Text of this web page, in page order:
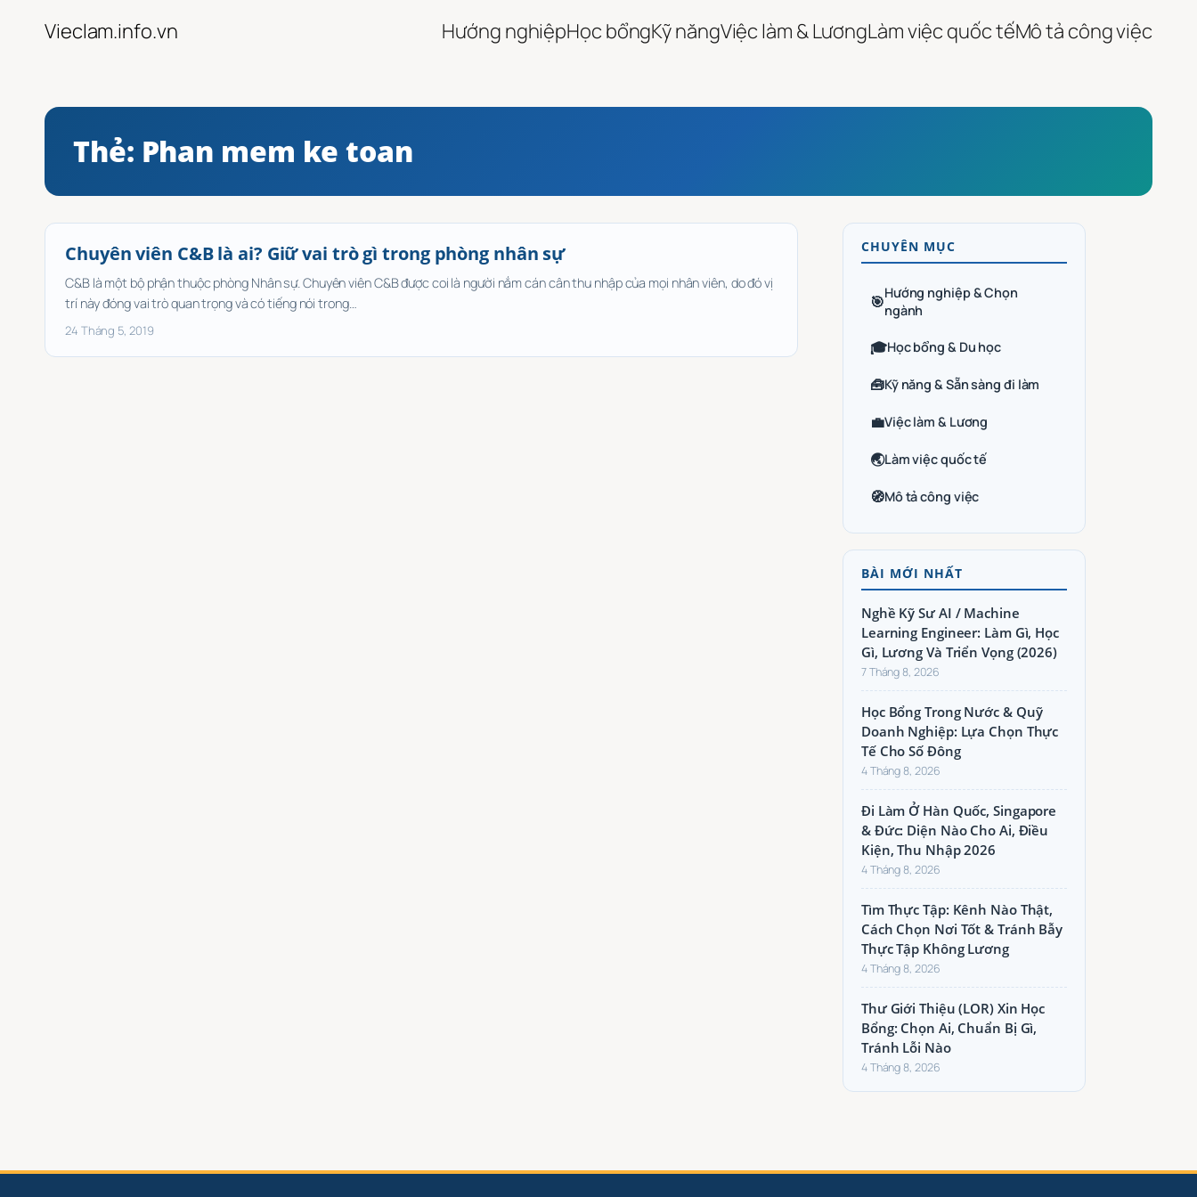
dung
Vieclam.info.vn Hướng nghiệpHọc bổngKỹ năngViệc làm & LươngLàm việc quốc tếMô tả công việc
Thẻ: Phan mem ke toan
Chuyên viên C&B là ai? Giữ vai trò gì trong phòng nhân sự
C&B là một bộ phận thuộc phòng Nhân sự. Chuyên viên C&B được coi là người nắm cán cân thu nhập của mọi nhân viên, do đó vị
trí này đóng vai trò quan trọng và có tiếng nói trong…
24 Tháng 5, 2019
CHUYÊN MỤC
🎯Hướng nghiệp & Chọn
ngành
🎓Học bổng & Du học
🧰Kỹ năng & Sẵn sàng đi làm
💼Việc làm & Lương
🌏Làm việc quốc tế
🧭Mô tả công việc
BÀI MỚI NHẤT
Nghề Kỹ Sư AI / Machine
Learning Engineer: Làm Gì, Học
Gì, Lương Và Triển Vọng (2026)
7 Tháng 8, 2026
Học Bổng Trong Nước & Quỹ
Doanh Nghiệp: Lựa Chọn Thực
Tế Cho Số Đông
4 Tháng 8, 2026
Đi Làm Ở Hàn Quốc, Singapore
& Đức: Diện Nào Cho Ai, Điều
Kiện, Thu Nhập 2026
4 Tháng 8, 2026
Tìm Thực Tập: Kênh Nào Thật,
Cách Chọn Nơi Tốt & Tránh Bẫy
Thực Tập Không Lương
4 Tháng 8, 2026
Thư Giới Thiệu (LOR) Xin Học
Bổng: Chọn Ai, Chuẩn Bị Gì,
Tránh Lỗi Nào
4 Tháng 8, 2026